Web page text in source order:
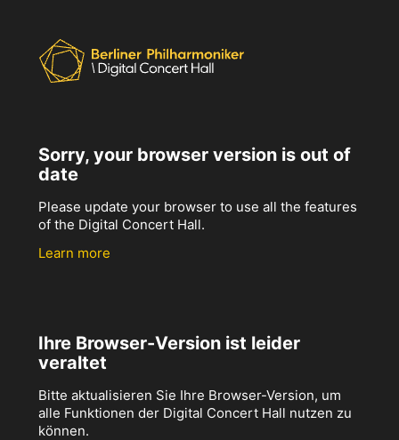
Sorry, your browser version is out of
date
Please update your browser to use all the features
of the Digital Concert Hall.
Learn more
Ihre Browser-Version ist leider
veraltet
Bitte aktualisieren Sie Ihre Browser-Version, um
alle Funktionen der Digital Concert Hall nutzen zu
können.